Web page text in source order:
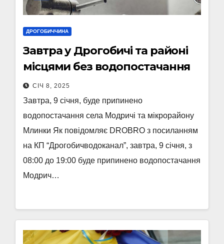
ДРОГОБИЧЧИНА
Завтра у Дрогобичі та районі
місцями без водопостачання
СІЧ 8, 2025
Завтра, 9 січня, буде припинено
водопостачання села Модричі та мікрорайону
Млинки Як повідомляє DROBRO з посиланням
на КП “Дрогобичводоканал”, завтра, 9 січня, з
08:00 до 19:00 буде припинено водопостачання
Модрич…